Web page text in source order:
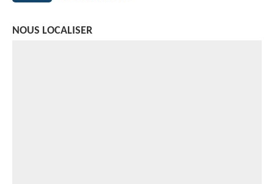
NOUS LOCALISER